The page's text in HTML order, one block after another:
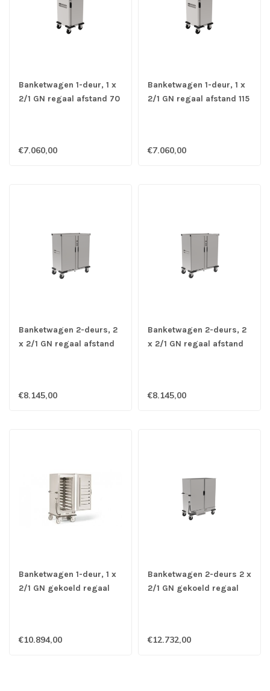
Banketwagen 1-deur, 1 x
2/1 GN regaal afstand 70
€7.060,00
Banketwagen 1-deur, 1 x
2/1 GN regaal afstand 115
€7.060,00
Banketwagen 2-deurs, 2
x 2/1 GN regaal afstand
€8.145,00
Banketwagen 2-deurs, 2
x 2/1 GN regaal afstand
€8.145,00
Banketwagen 1-deur, 1 x
2/1 GN gekoeld regaal
€10.894,00
Banketwagen 2-deurs 2 x
2/1 GN gekoeld regaal
€12.732,00